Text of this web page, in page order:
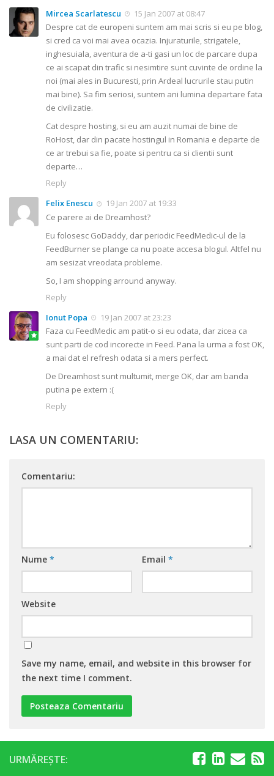
Mircea Scarlatescu
15 Jan 2007 at 08:47
Despre cat de europeni suntem am mai scris si eu pe blog,
si cred ca voi mai avea ocazia. Injuraturile, strigatele,
inghesuiala, aventura de a-ti gasi un loc de parcare dupa
ce ai scapat din trafic si nesimtire sunt cuvinte de ordine la
noi (mai ales in Bucuresti, prin Ardeal lucrurile stau putin
mai bine). Sa fim seriosi, suntem ani lumina departare fata
de civilizatie.
Cat despre hosting, si eu am auzit numai de bine de
RoHost, dar din pacate hostingul in Romania e departe de
ce ar trebui sa fie, poate si pentru ca si clientii sunt
departe…
Reply
Felix Enescu
19 Jan 2007 at 19:33
Ce parere ai de Dreamhost?
Eu folosesc GoDaddy, dar periodic FeedMedic-ul de la
FeedBurner se plange ca nu poate accesa blogul. Altfel nu
am sesizat vreodata probleme.
So, I am shopping arround anyway.
Reply
Ionut Popa
19 Jan 2007 at 23:23
Faza cu FeedMedic am patit-o si eu odata, dar zicea ca
sunt parti de cod incorecte in Feed. Pana la urma a fost OK,
a mai dat el refresh odata si a mers perfect.
De Dreamhost sunt multumit, merge OK, dar am banda
putina pe extern :(
Reply
LASA UN COMENTARIU:
Comentariu:
Nume * Email *
Website
Save my name, email, and website in this browser for
the next time I comment.
URMĂREȘTE: